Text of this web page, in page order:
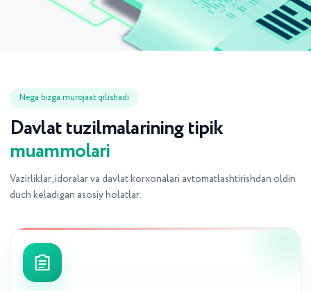
Nega bizga murojaat qilishadi
Davlat tuzilmalarining tipik
muammolari
Vazirliklar, idoralar va davlat korxonalari avtomatlashtirishdan oldin
duch keladigan asosiy holatlar.